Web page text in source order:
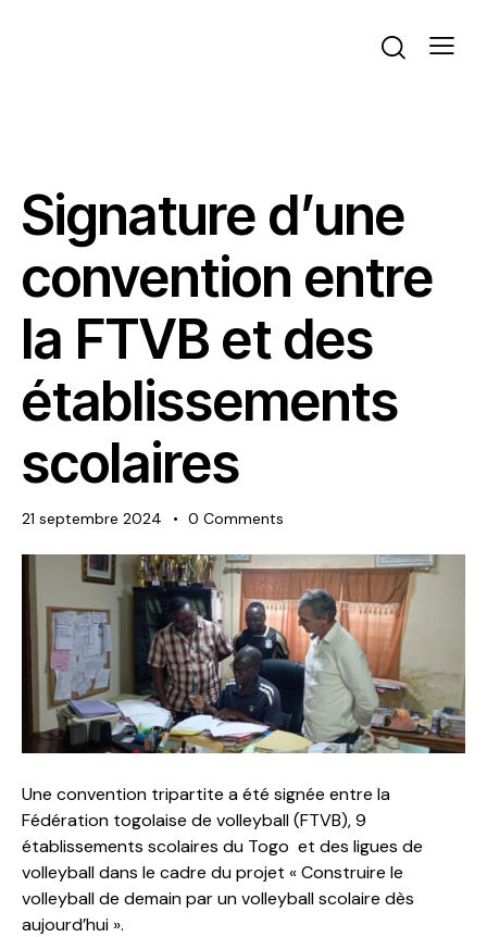
Signature d’une
convention entre
la FTVB et des
établissements
scolaires
21 septembre 2024 0 Comments
Une convention tripartite a été signée entre la
Fédération togolaise de volleyball (FTVB), 9
établissements scolaires du Togo et des ligues de
volleyball dans le cadre du projet « Construire le
volleyball de demain par un volleyball scolaire dès
aujourd’hui ».